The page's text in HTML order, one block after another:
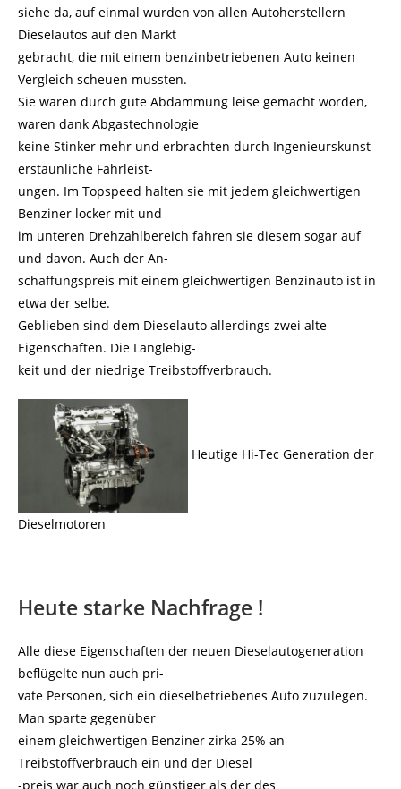
siehe da, auf einmal wurden von allen Autoherstellern
Dieselautos auf den Markt
gebracht, die mit einem benzinbetriebenen Auto keinen
Vergleich scheuen mussten.
Sie waren durch gute Abdämmung leise gemacht worden,
waren dank Abgastechnologie
keine Stinker mehr und erbrachten durch Ingenieurskunst
erstaunliche Fahrleist-
ungen. Im Topspeed halten sie mit jedem gleichwertigen
Benziner locker mit und
im unteren Drehzahlbereich fahren sie diesem sogar auf
und davon. Auch der An-
schaffungspreis mit einem gleichwertigen Benzinauto ist in
etwa der selbe.
Geblieben sind dem Dieselauto allerdings zwei alte
Eigenschaften. Die Langlebig-
keit und der niedrige Treibstoffverbrauch.
Heutige Hi-Tec Generation der
Dieselmotoren
Heute starke Nachfrage !
Alle diese Eigenschaften der neuen Dieselautogeneration
beflügelte nun auch pri-
vate Personen, sich ein dieselbetriebenes Auto zuzulegen.
Man sparte gegenüber
einem gleichwertigen Benziner zirka 25% an
Treibstoffverbrauch ein und der Diesel
-preis war auch noch günstiger als der des